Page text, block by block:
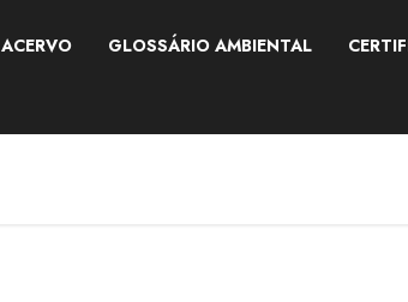
ACERVO GLOSSÁRIO AMBIENTAL